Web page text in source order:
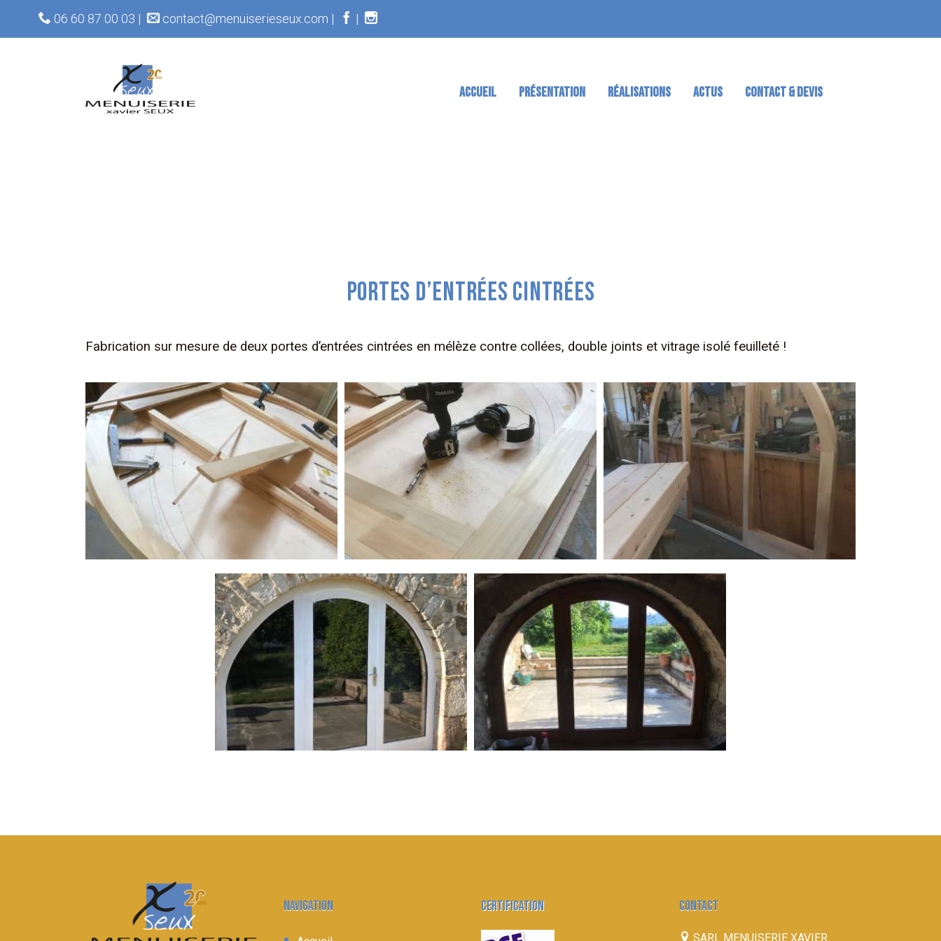
06 60 87 00 03 | contact@menuiserieseux.com | |
ACCUEIL PRÉSENTATION RÉALISATIONS ACTUS CONTACT & DEVIS
PORTES D’ENTRÉES CINTRÉES
Fabrication sur mesure de deux portes d’entrées cintrées en mélèze contre collées, double joints et vitrage isolé feuilleté !
NAVIGATION CERTIFICATION CONTACT
SARL MENUISERIE XAVIER